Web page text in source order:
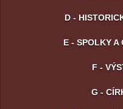
D -
E - SPOLKY A
F -
G -